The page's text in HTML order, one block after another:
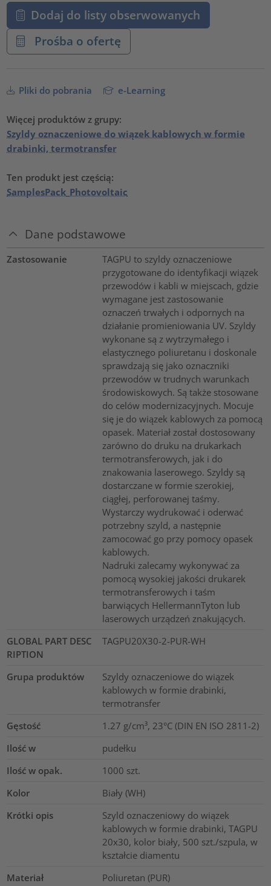
Dodaj do listy obserwowanych
Prośba o ofertę
Pliki do pobrania e-Learning
Więcej produktów z grupy:
Szyldy oznaczeniowe do wiązek kablowych w formie
drabinki, termotransfer
Ten produkt jest częścią:
SamplesPack_Photovoltaic
Dane podstawowe
Zastosowanie
TAGPU to szyldy oznaczeniowe
przygotowane do identyfikacji wiązek
przewodów i kabli w miejscach, gdzie
wymagane jest zastosowanie
oznaczeń trwałych i odpornych na
działanie promieniowania UV. Szyldy
wykonane są z wytrzymałego i
elastycznego poliuretanu i doskonale
sprawdzają się jako oznaczniki
przewodów w trudnych warunkach
środowiskowych. Są także stosowane
do celów modernizacyjnych. Mocuje
się je do wiązek kablowych za pomocą
opasek. Materiał został dostosowany
zarówno do druku na drukarkach
termotransferowych, jak i do
znakowania laserowego. Szyldy są
dostarczane w formie szerokiej,
ciągłej, perforowanej taśmy.
Wystarczy wydrukować i oderwać
potrzebny szyld, a następnie
zamocować go przy pomocy opasek
kablowych.
Nadruki zalecamy wykonywać za
pomocą wysokiej jakości drukarek
termotransferowych i taśm
barwiących HellermannTyton lub
laserowych urządzeń znakujących.
GLOBAL PART DESC
RIPTION
TAGPU20X30-2-PUR-WH
Grupa produktów
Szyldy oznaczeniowe do wiązek
kablowych w formie drabinki,
termotransfer
Gęstość
1.27 g/cm³, 23°C (DIN EN ISO 2811-2)
Ilość w
pudełku
Ilość w opak.
1000 szt.
Kolor
Biały (WH)
Krótki opis
Szyld oznaczeniowy do wiązek
kablowych w formie drabinki, TAGPU
20x30, kolor biały, 500 szt./szpula, w
kształcie diamentu
Materiał
Poliuretan (PUR)